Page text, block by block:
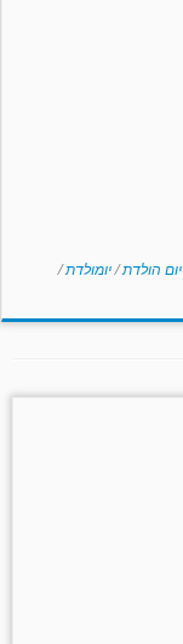
יום הולדת/יומולדת/